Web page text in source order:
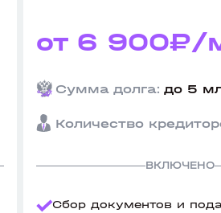
от 6 900₽/
Сумма долга: до 5
Количество
ВКЛЮЧЕНО
Сбор документов и